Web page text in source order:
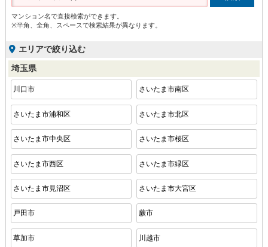
マンション名で直接検索ができます。
※半角、全角、スペースで検索結果が異なります。
エリアで絞り込む
埼玉県
川口市 さいたま市南区
さいたま市浦和区 さいたま市北区
さいたま市中央区 さいたま市桜区
さいたま市西区 さいたま市緑区
さいたま市見沼区 さいたま市大宮区
戸田市 蕨市
草加市 川越市